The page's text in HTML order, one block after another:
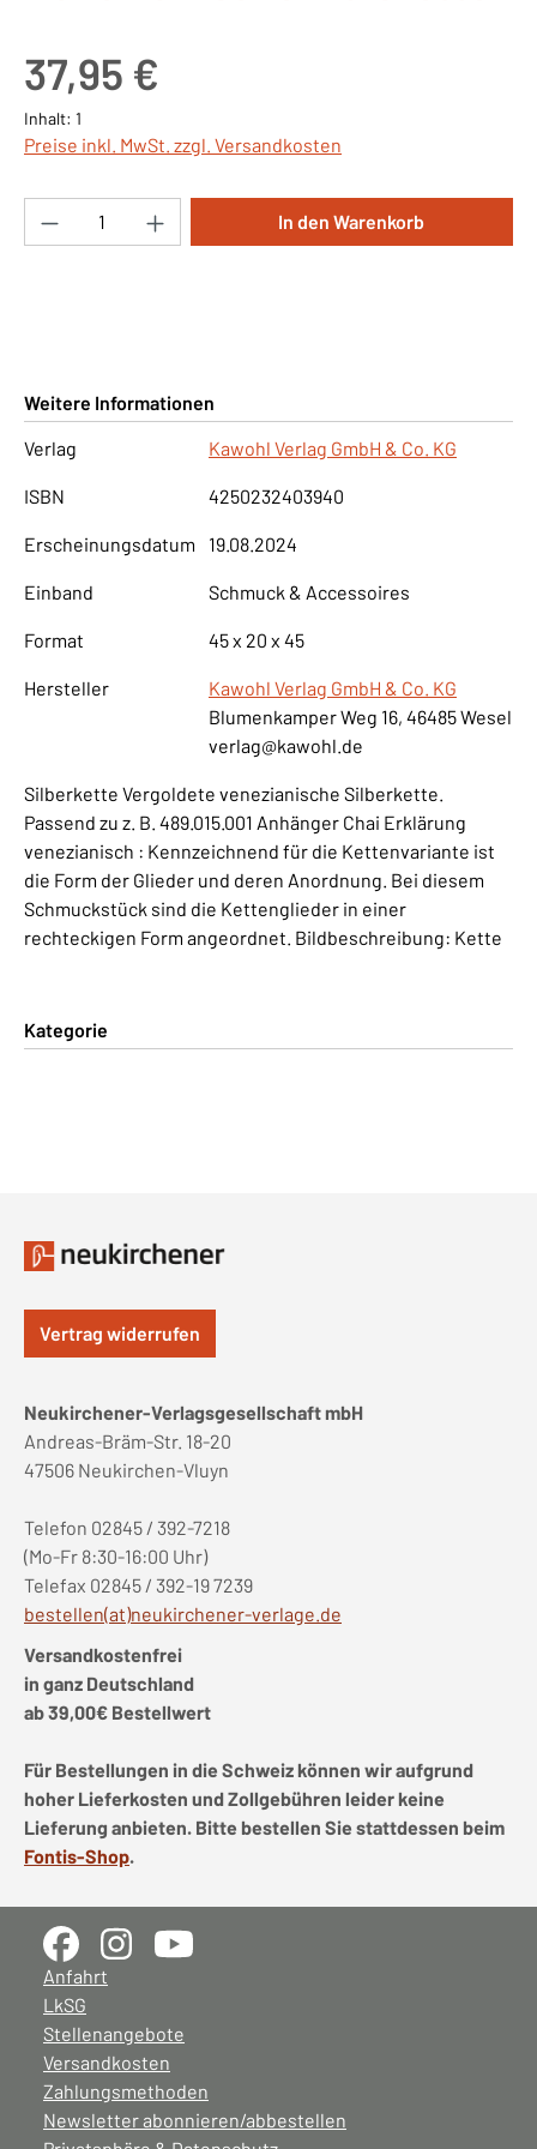
37,95 €
Inhalt: 1
Preise inkl. MwSt. zzgl. Versandkosten
Produkt Anzahl: Gib den gewünschten
In den Warenkorb
Weitere Informationen
Verlag
Kawohl Verlag GmbH & Co. KG
ISBN 4250232403940
Erscheinungsdatum 19.08.2024
Einband Schmuck & Accessoires
Format 45 x 20 x 45
Hersteller
Kawohl Verlag GmbH & Co. KG
Blumenkamper Weg 16, 46485 Wesel
verlag@kawohl.de
Silberkette Vergoldete venezianische Silberkette.
Passend zu z. B. 489.015.001 Anhänger Chai Erklärung
venezianisch : Kennzeichnend für die Kettenvariante ist
die Form der Glieder und deren Anordnung. Bei diesem
Schmuckstück sind die Kettenglieder in einer
rechteckigen Form angeordnet. Bildbeschreibung: Kette
Kategorie
Vertrag widerrufen
Neukirchener-Verlagsgesellschaft mbH
Andreas-Bräm-Str. 18-20
47506 Neukirchen-Vluyn
Telefon 02845 / 392-7218
(Mo-Fr 8:30-16:00 Uhr)
Telefax 02845 / 392-19 7239
bestellen(at)neukirchener-verlage.de
Versandkostenfrei
in ganz Deutschland
ab 39,00€ Bestellwert
Für Bestellungen in die Schweiz können wir aufgrund
hoher Lieferkosten und Zollgebühren leider keine
Lieferung anbieten. Bitte bestellen Sie stattdessen beim
Fontis-Shop.
Anfahrt
LkSG
Stellenangebote
Versandkosten
Zahlungsmethoden
Newsletter abonnieren/abbestellen